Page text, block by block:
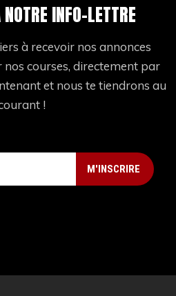
INFO-LETTRE
à recevoir nos annonces
nos courses, directement par
et nous te tiendrons au
!